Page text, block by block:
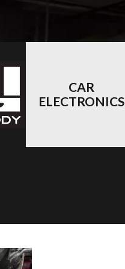
CAR
ELECTRONICS